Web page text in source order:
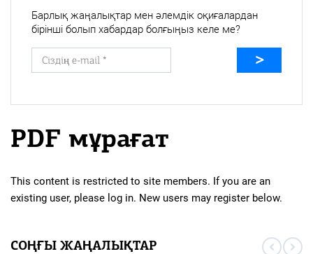
PDF мұрағат
This content is restricted to site members. If you are an
existing user, please log in. New users may register below.
СОҢҒЫ ЖАҢАЛЫҚТАР
Барлық жаңалықтар мен әлемдік оқиғалардан
бірінші болып хабардар болғыңыз келе ме?